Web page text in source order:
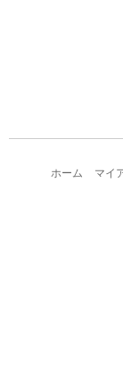
ホーム マイ